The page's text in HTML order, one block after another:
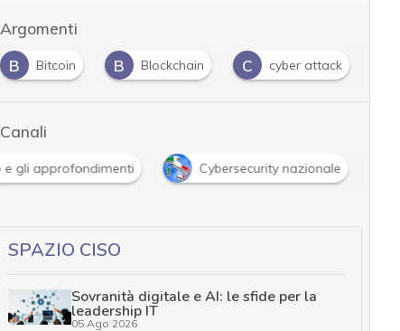
Argomenti
B Blockchain C cyber attack D
doppia
Canali
Attacchi hacker e Malware: le ultime news in tempo reale e
SPAZIO CISO
Sovranità digitale e AI: le sfide per la
leadership IT
05 Ago 2026